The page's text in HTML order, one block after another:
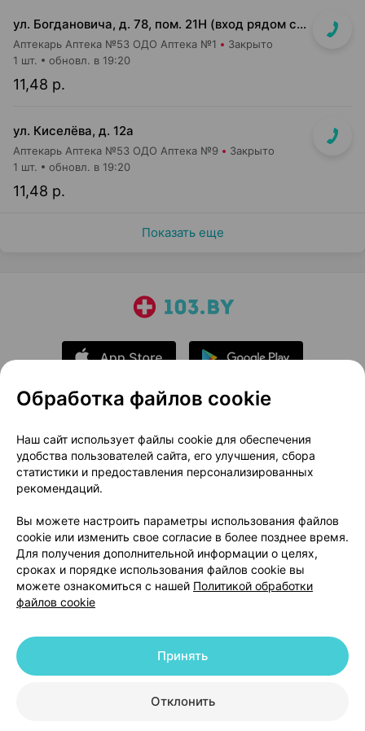
ул. Богдановича, д. 78, пом. 21Н (вход рядом с аркой)
Аптекарь Аптека №53 ОДО Аптека №1 Закрыто
11,48 р.
1 шт. обновл. в 19:20
ул. Киселёва, д. 12а
Аптекарь Аптека №53 ОДО Аптека №9 Закрыто
11,48 р.
1 шт. обновл. в 19:20
Показать еще
О проекте
Новости проекта
Размещение рекламы
Медицинский маркетинг
Публичный договор
Доставка
Способы оплаты
Вакансии
Партнеры
Написать руководителю 103.by
Написать в поддержку
Персональные настройки Cookie
© 2026 ООО «Артокс Лаб», УНП 191700409 | 220012, Республика Беларусь,
+375 291212755
Обработка файлов cookie
Наш сайт использует файлы cookie для обеспечения
удобства пользователей сайта, его улучшения, сбора
статистики и предоставления персонализированных
рекомендаций.
Вы можете настроить параметры использования файлов
cookie или изменить свое согласие в более позднее время.
Для получения дополнительной информации о целях,
сроках и порядке использования файлов cookie вы
можете ознакомиться с нашей Политикой обработки
файлов cookie
Отклонить
Принять